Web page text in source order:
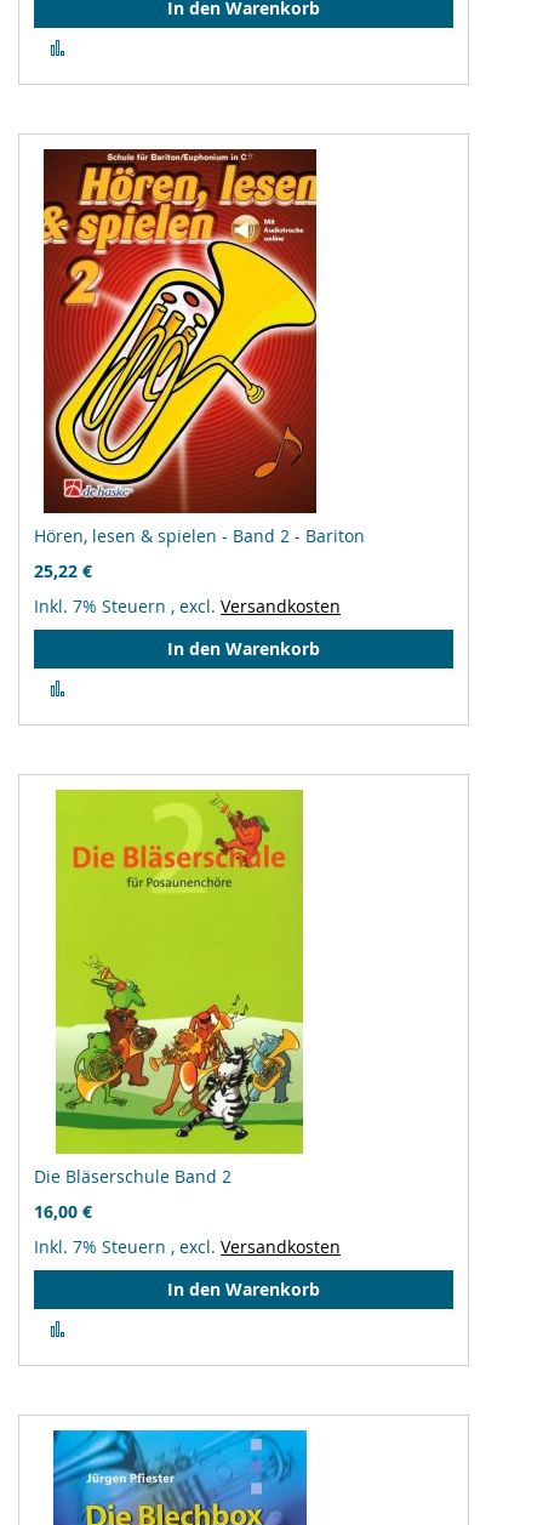
In den Warenkorb
hinzufügen
Hören, lesen & spielen - Band 2 - Bariton
25,22 €
Inkl. 7% Steuern , excl. Versandkosten
In den Warenkorb
hinzufügen
Die Bläserschule Band 2
16,00 €
Inkl. 7% Steuern , excl. Versandkosten
In den Warenkorb
hinzufügen